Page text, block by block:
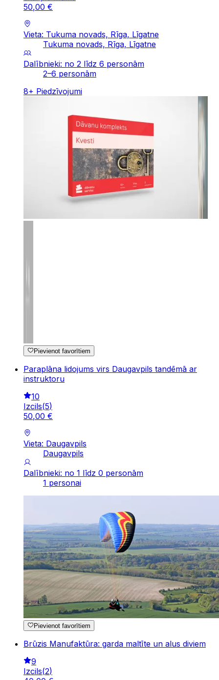
50,00 €
Vieta: Tukuma novads, Rīga, Līgatne
Tukuma novads, Rīga, Līgatne
Dalībnieki: no 2 līdz 6 personām
2–6 personām
8+ Piedzīvojumi
Pievienot favorītiem
Paraplāna lidojums virs Daugavpils tandēmā ar
instruktoru
10
Izcils(5)
50,00 €
Vieta: Daugavpils
Daugavpils
Dalībnieki: no 1 līdz 0 personām
1 personai
Pievienot favorītiem
Brūzis Manufaktūra: garda maltīte un alus diviem
9
Izcils(2)